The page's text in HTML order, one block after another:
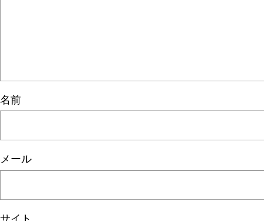
名前
メール
サイト